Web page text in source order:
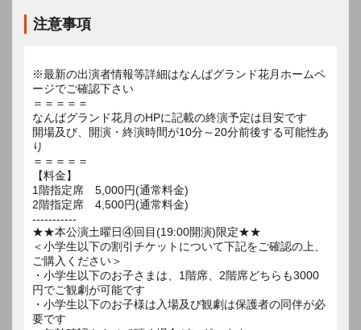
注意事項
※最新の出演者情報等詳細はなんばグランド花月ホームペ
ージでご確認下さい
＝＝＝＝＝
なんばグランド花月のHPに記載の終演予定は目安です
開場及び、開演・終演時間が10分～20分前後する可能性あ
り
＝＝＝＝＝
【料金】
1階指定席 5,000円(通常料金)
2階指定席 4,500円(通常料金)
-----------
★★本公演土曜日④回目(19:00開演)限定★★
＜小学生以下の割引チケットについて下記をご確認の上、
ご購入ください＞
・小学生以下のお子さまは、1階席、2階席どちらも3000
円でご観劇が可能です
・小学生以下のお子様は入場及び観劇は保護者の同伴が必
要です